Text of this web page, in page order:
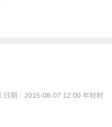
日期：2015-08-07 12:00 年轻时